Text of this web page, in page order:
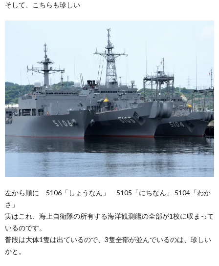
そして、こちらも珍しい
左から順に 5106「しょうなん」 5105「にちなん」 5104「わか
さ」
実はこれ、海上自衛隊の所有する海洋観測艦の全部が1枚に収まって
いるのです。
普段は大体1隻は出ているので、3隻全部が並んでいるのは、珍しい
かと。